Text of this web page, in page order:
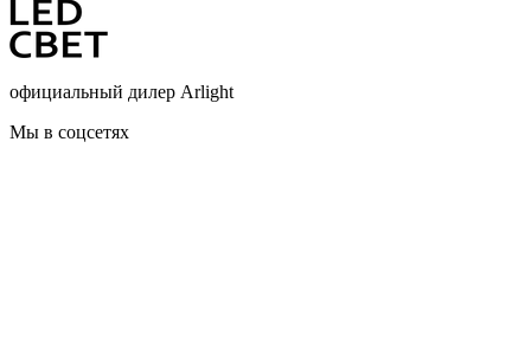
официальный дилер Arlight
Мы в соцсетях